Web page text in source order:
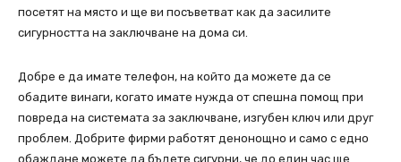
посетят на място и ще ви посъветват как да засилите
сигурността на заключване на дома си.
Добре е да имате телефон, на който да можете да се
обадите винаги, когато имате нужда от спешна помощ при
повреда на системата за заключване, изгубен ключ или друг
проблем. Добрите фирми работят денонощно и само с едно
обаждане можете да бъдете сигурни, че до един час ще